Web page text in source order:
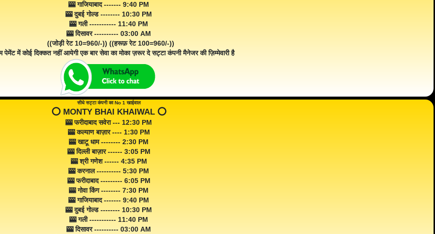
🎰 गाजियाबाद ------- 9:40 PM
🎰 दुबई गोल्ड -------- 10:30 PM
🎰 गली ----------- 11:40 PM
🎰 दिसावर ---------- 03:00 AM
((जोड़ी रेट 10=960/-)) ((हरूफ़ रेट 100=960/-))
पेमेंट में कोई दिक्कत नहीं आयेगी एक बार सेवा का मोका ज़रूर दे सट्टा कंपनी मैनेजर की ज़िम्मेवारी है
सीधे सट्टा कंपनी का No 1 खाईवाल
⭕️ MONTY BHAI KHAIWAL ⭕️
🎰 फरीदाबाद सवेरा --- 12:30 PM
🎰 कल्याण बाज़ार ---- 1:30 PM
🎰 खाटू धाम -------- 2:30 PM
🎰 दिल्ली बाज़ार ------ 3:05 PM
🎰 श्री गणेश ------ 4:35 PM
🎰 करनाल ---------- 5:30 PM
🎰 फरीदाबाद --------- 6:05 PM
🎰 गोवा किंग -------- 7:30 PM
🎰 गाजियाबाद ------- 9:40 PM
🎰 दुबई गोल्ड -------- 10:30 PM
🎰 गली ----------- 11:40 PM
🎰 दिसावर ---------- 03:00 AM